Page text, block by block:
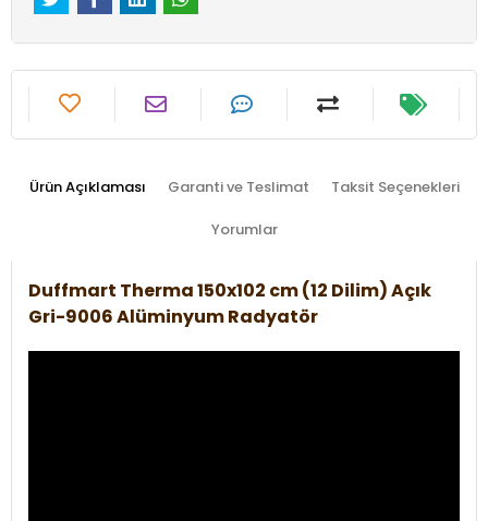
Ürün Açıklaması Garanti ve Teslimat Taksit Seçenekleri
Yorumlar
Duffmart Therma 150x102 cm (12 Dilim) Açık
Gri-9006 Alüminyum Radyatör